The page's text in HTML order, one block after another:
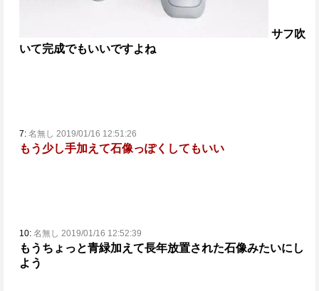
サフ吹
いて完成でもいいですよね
7: 名無し 2019/01/16 12:51:26
もう少し手加えて石像っぽくしてもいい
10: 名無し 2019/01/16 12:52:39
もうちょっと青緑加えて長年放置された石像みたいにし
よう